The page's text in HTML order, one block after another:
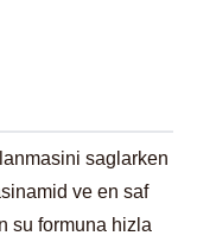
saglarken
ve en saf
su formuna hizla